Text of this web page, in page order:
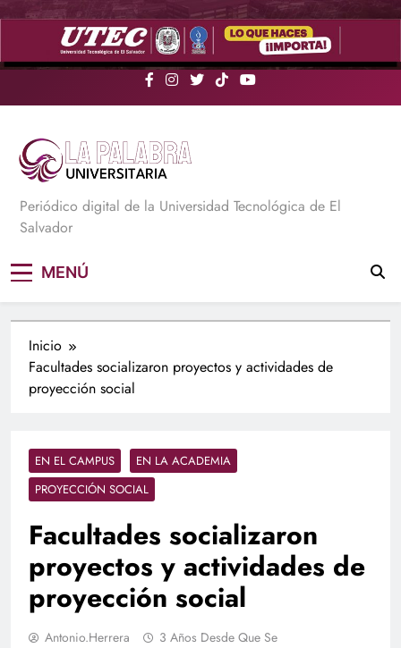
Saltar
La Palabra Universitaria
Periódico digital de la Universidad Tecnológica de El
Salvador
MENÚ
Inicio
Facultades socializaron proyectos y actividades de
proyección social
EN EL CAMPUS
EN LA ACADEMIA
PROYECCIÓN SOCIAL
Facultades socializaron
proyectos y actividades de
proyección social
Antonio.herrera
3 Años Desde Que Se